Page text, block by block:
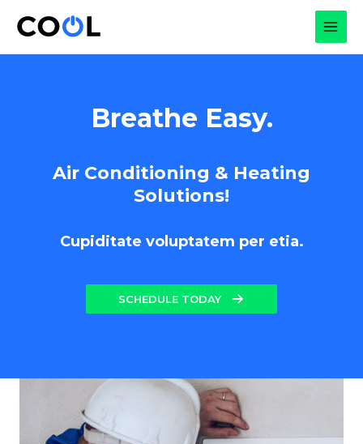
Breathe Easy.
Air Conditioning & Heating
Solutions!
Cupiditate voluptatem per etia.
SCHEDULE TODAY